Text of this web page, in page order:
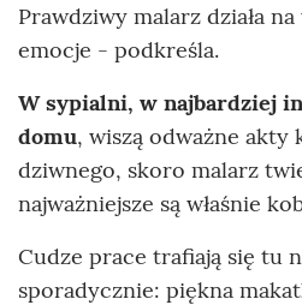
Prawdziwy malarz działa
emocje - podkreśla.
W sypialni, w najbardziej
domu, wiszą odważne akty
dziwnego, skoro malarz
najważniejsze są właśnie
Cudze prace trafiają się tu
sporadycznie: piękna